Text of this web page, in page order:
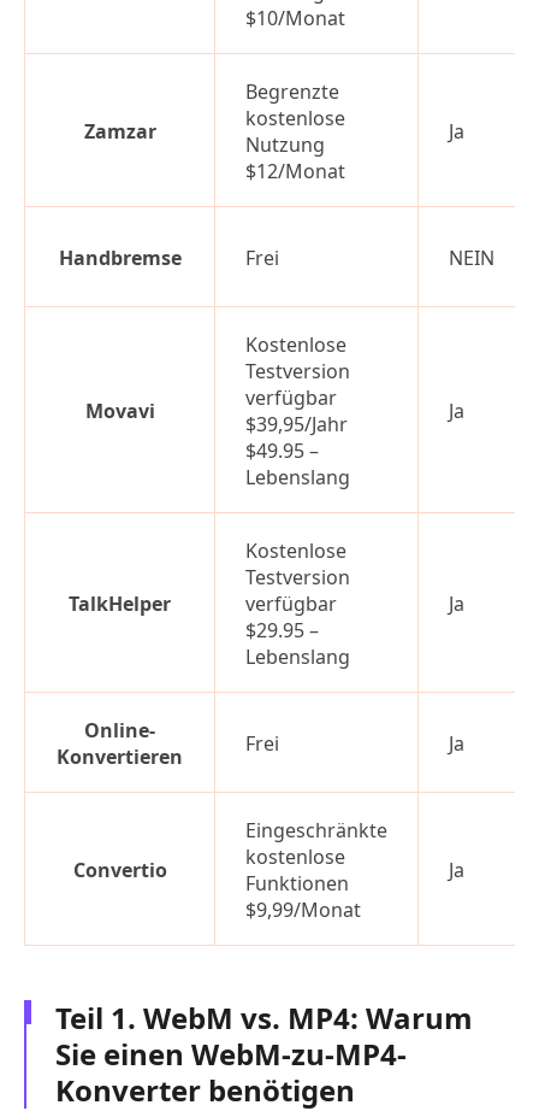
$10/Monat
Zamzar
Begrenzte
kostenlose
Nutzung
$12/Monat
Ja
Handbremse Frei NEIN
Movavi
Kostenlose
Testversion
verfügbar
$39,95/Jahr
$49.95 –
Lebenslang
Ja
TalkHelper
Kostenlose
Testversion
verfügbar
$29.95 –
Lebenslang
Ja
Online-
Konvertieren
Frei Ja
Convertio
Eingeschränkte
kostenlose
Funktionen
$9,99/Monat
Ja
Teil 1. WebM vs. MP4: Warum
Sie einen WebM-zu-MP4-
Konverter benötigen